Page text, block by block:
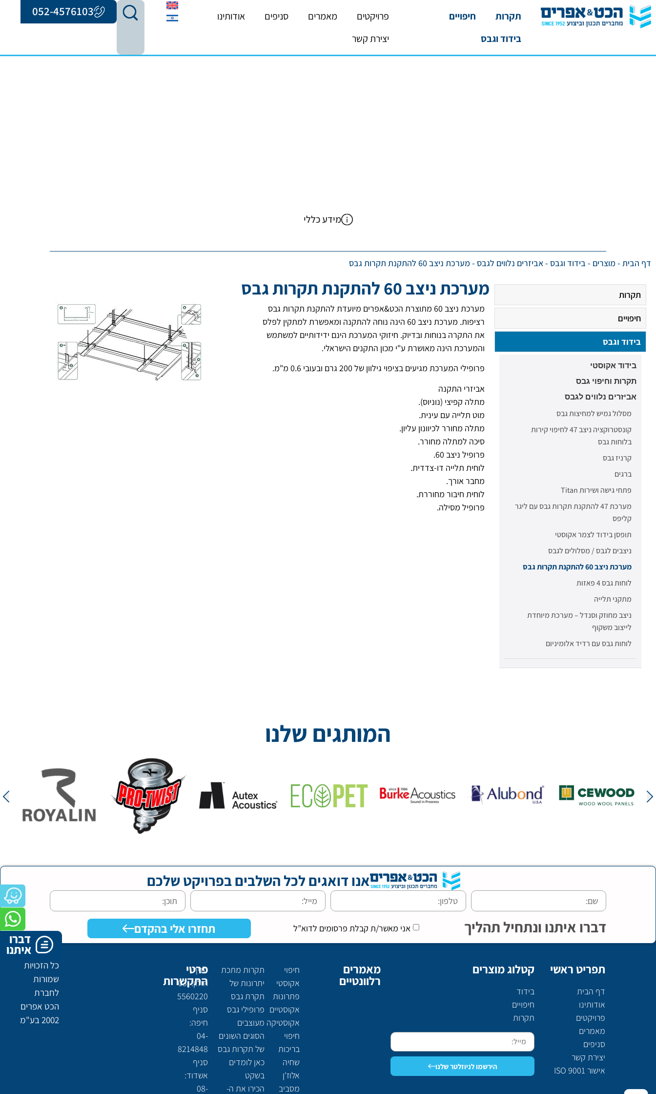
תקרות
חיפויים
בידוד וגבס
פרויקטים מאמרים סניפים
אודותינו
יצירת קשר
052-4576103
מידע כללי
דף הבית -מוצרים - בידוד וגבס -אביזרים נלווים לגבס -מערכת ניצב 60 להתקנת תקרות גבס
תקרות
חיפויים
בידוד וגבס
בידוד אקוסטי
תקרות וחיפוי גבס
אביזרים נלווים לגבס
מסלול גמיש למחיצות גבס
קונסטרוקציה ניצב 47 לחיפוי קירות
בלוחות גבס
קרניז גבס
ברגים
פתחי גישה ושירות Titan
מערכת 47 להתקנת תקרות גבס עם ליגר
קליפס
תופסן בידוד לצמר אקוסטי
ניצבים לגבס / מסלולים לגבס
מערכת ניצב 60 להתקנת תקרות גבס
לוחות גבס 4 פאזות
מתקני תלייה
ניצב מחוזק וסנדל – מערכת מיוחדת
לייצוב משקוף
לוחות גבס עם רדיד אלומיניום
מערכת ניצב 60 להתקנת תקרות גבס
מערכת ניצב 60 מתוצרת הכט&אפרים מיועדת להתקנת תקרות גבס
רציפות. מערכת ניצב 60 הינה נוחה להתקנה ומאפשרת למתקין לפלס
את התקרה בנוחות ובדיוק. חיזוקי המערכת הינם ידידותיים למשתמש
והמערכת הינה מאושרת ע"י מכון התקנים הישראלי.
פרופילי המערכת מגיעים בציפוי גילוון של 200 גרם ובעובי 0.6 מ"מ.
אביזרי התקנה
מתלה קפיצי (נוניוס).
מוט תלייה עם עינית.
מתלה מחורר לכיוונון עליון.
סיכה למתלה מחורר.
פרופיל ניצב 60.
לוחית תלייה דו-צדדית.
מחבר אורך.
לוחית חיבור מחוררת.
פרופיל מסילה.
המותגים שלנו
אנו דואגים לכל השלבים בפרויקט שלכם
דברו איתנו ונתחיל תהליך אני מאשר/ת קבלת פרסומים לדוא”ל תחזרו אלי בהקדם
תפריט ראשי
דף הבית
אודותינו
פרויקטים
מאמרים
סניפים
יצירת קשר
אישור ISO 9001
קטלוג מוצרים
בידוד
חיפויים
תקרות
הירשמו לניוזלטר שלנו
מאמרים
רלוונטיים
חיפוי
אקוסטי
פתרונות
אקוסטיים
אקוסטיקה
חיפוי
בריכות
שחיה
אלוז'ן
מסביב
תקרות מתכת
יתרונות של
תקרת גבס
פרופילי גבס
מעוצבים
הסוגים השונים
של תקרות גבס
כאן לומדים
בשקט
הכירו את ה-
פרטי
התקשרות
סניף
חולון: 03-
5560220
סניף
חיפה:
04-
8214848
סניף
אשדוד:
08-
כל הזכויות
שמורות
לחברת
הכט אפרים
2002 בע"מ